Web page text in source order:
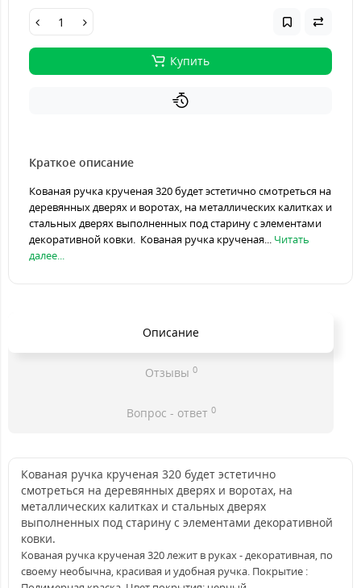
Купить
Краткое описание
Кованая ручка крученая 320 будет эстетично смотреться на
деревянных дверях и воротах, на металлических калитках и
стальных дверях выполненных под старину с элементами
декоративной ковки. Кованая ручка крученая... Читать
далее...
Описание
Отзывы 0
Вопрос - ответ 0
Кованая ручка крученая 320 будет эстетично
смотреться на деревянных дверях и воротах, на
металлических калитках и стальных дверях
выполненных под старину с элементами декоративной
ковки.
Кованая ручка крученая 320 лежит в руках - декоративная, по
своему необычна, красивая и удобная ручка. Покрытие :